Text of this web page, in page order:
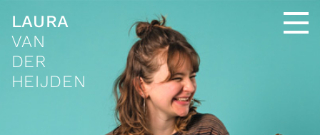
LAURA
VAN
DER
HEIJDEN